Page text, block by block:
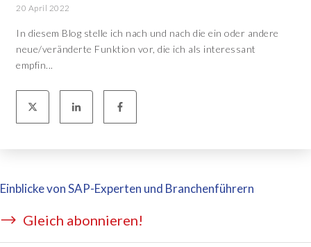
20 April 2022
In diesem Blog stelle ich nach und nach die ein oder andere
neue/veränderte Funktion vor, die ich als interessant
empfin...
Einblicke von SAP-Experten und Branchenführern
Gleich abonnieren!